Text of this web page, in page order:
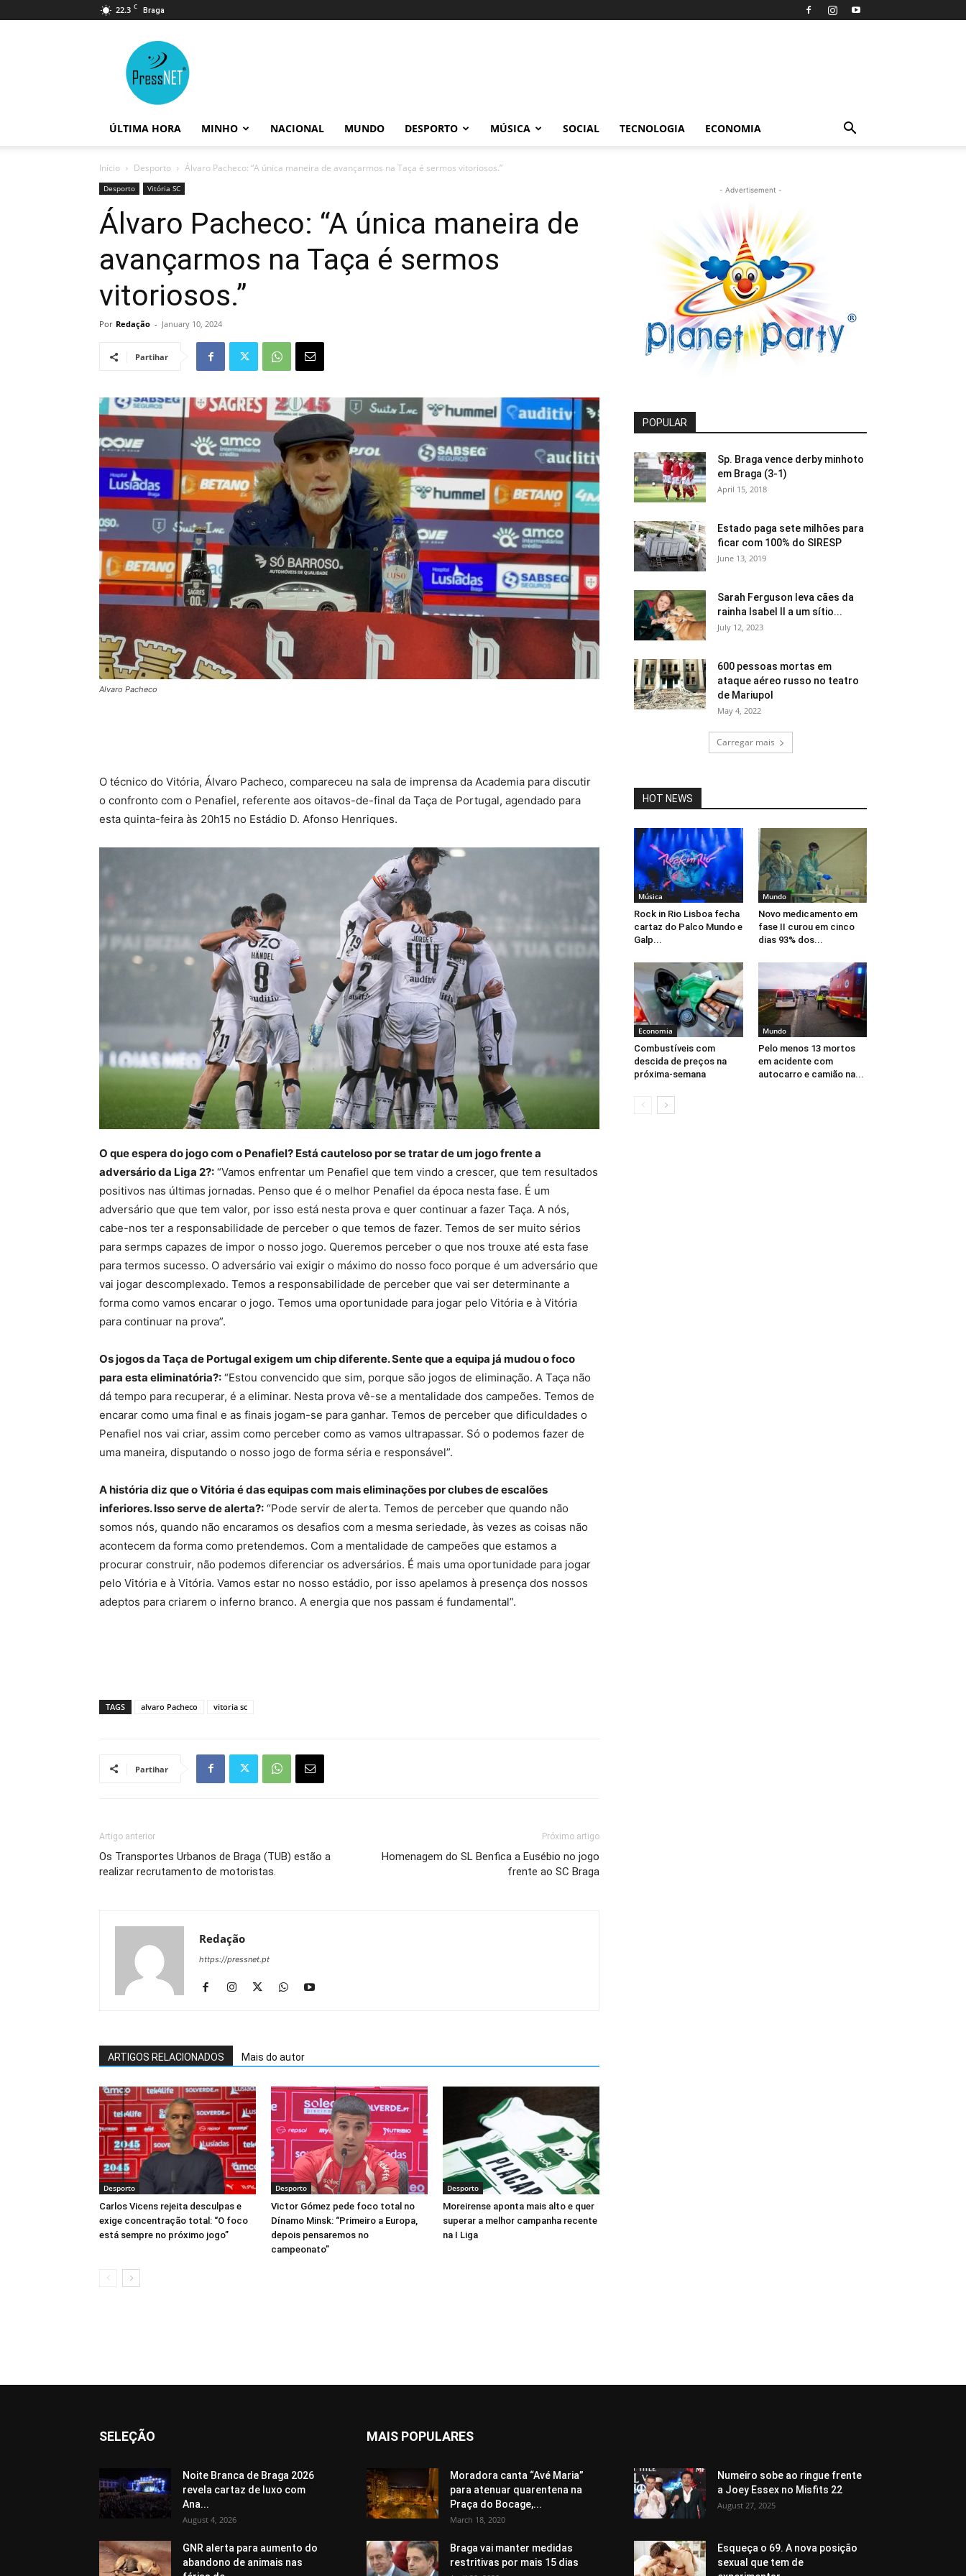
22.3 C Braga
ÚLTIMA HORA MINHO NACIONAL MUNDO DESPORTO MÚSICA SOCIAL TECNOLOGIA ECONOMIA
Início Desporto Álvaro Pacheco: “A única maneira de avançarmos na Taça é sermos vitoriosos.”
Desporto Vitória SC
Álvaro Pacheco: “A única maneira de
avançarmos na Taça é sermos
vitoriosos.”
Por Redação - January 10, 2024
Partihar
Alvaro Pacheco
O técnico do Vitória, Álvaro Pacheco, compareceu na sala de imprensa da Academia para discutir
o confronto com o Penafiel, referente aos oitavos-de-final da Taça de Portugal, agendado para
esta quinta-feira às 20h15 no Estádio D. Afonso Henriques.
O que espera do jogo com o Penafiel? Está cauteloso por se tratar de um jogo frente a
adversário da Liga 2?: “Vamos enfrentar um Penafiel que tem vindo a crescer, que tem resultados
positivos nas últimas jornadas. Penso que é o melhor Penafiel da época nesta fase. É um
adversário que que tem valor, por isso está nesta prova e quer continuar a fazer Taça. A nós,
cabe-nos ter a responsabilidade de perceber o que temos de fazer. Temos de ser muito sérios
para sermps capazes de impor o nosso jogo. Queremos perceber o que nos trouxe até esta fase
para termos sucesso. O adversário vai exigir o máximo do nosso foco porque é um adversário que
vai jogar descomplexado. Temos a responsabilidade de perceber que vai ser determinante a
forma como vamos encarar o jogo. Temos uma oportunidade para jogar pelo Vitória e à Vitória
para continuar na prova”.
Os jogos da Taça de Portugal exigem um chip diferente. Sente que a equipa já mudou o foco
para esta eliminatória?: “Estou convencido que sim, porque são jogos de eliminação. A Taça não
dá tempo para recuperar, é a eliminar. Nesta prova vê-se a mentalidade dos campeões. Temos de
encarar como uma final e as finais jogam-se para ganhar. Temos de perceber que dificuldades o
Penafiel nos vai criar, assim como perceber como as vamos ultrapassar. Só o podemos fazer de
uma maneira, disputando o nosso jogo de forma séria e responsável”.
A história diz que o Vitória é das equipas com mais eliminações por clubes de escalões
inferiores. Isso serve de alerta?: “Pode servir de alerta. Temos de perceber que quando não
somos nós, quando não encaramos os desafios com a mesma seriedade, às vezes as coisas não
acontecem da forma como pretendemos. Com a mentalidade de campeões que estamos a
procurar construir, não podemos diferenciar os adversários. É mais uma oportunidade para jogar
pelo Vitória e à Vitória. Vamos estar no nosso estádio, por isso apelamos à presença dos nossos
adeptos para criarem o inferno branco. A energia que nos passam é fundamental”.
TAGS alvaro Pacheco vitoria sc
Partihar
Artigo anterior
Os Transportes Urbanos de Braga (TUB) estão a
realizar recrutamento de motoristas.
Próximo artigo
Homenagem do SL Benfica a Eusébio no jogo
frente ao SC Braga
Redação
https://pressnet.pt
ARTIGOS RELACIONADOS Mais do autor
Desporto
Carlos Vicens rejeita desculpas e
exige concentração total: “O foco
está sempre no próximo jogo”
Desporto
Victor Gómez pede foco total no
Dínamo Minsk: “Primeiro a Europa,
depois pensaremos no
campeonato”
Desporto
Moreirense aponta mais alto e quer
superar a melhor campanha recente
na I Liga
- Advertisement -
POPULAR
Sp. Braga vence derby minhoto
em Braga (3-1)
April 15, 2018
Estado paga sete milhões para
ficar com 100% do SIRESP
June 13, 2019
Sarah Ferguson leva cães da
rainha Isabel II a um sítio...
July 12, 2023
600 pessoas mortas em
ataque aéreo russo no teatro
de Mariupol
May 4, 2022
Carregar mais
HOT NEWS
Música
Rock in Rio Lisboa fecha
cartaz do Palco Mundo e
Galp...
Mundo
Novo medicamento em
fase II curou em cinco
dias 93% dos...
Economia
Combustíveis com
descida de preços na
próxima-semana
Mundo
Pelo menos 13 mortos
em acidente com
autocarro e camião na...
SELEÇÃO
Noite Branca de Braga 2026
revela cartaz de luxo com
Ana...
August 4, 2026
GNR alerta para aumento do
abandono de animais nas
MAIS POPULARES
Moradora canta “Avé Maria”
para atenuar quarentena na
Praça do Bocage,...
March 18, 2020
Numeiro sobe ao ringue frente
a Joey Essex no Misfits 22
August 27, 2025
Braga vai manter medidas
restritivas por mais 15 dias
Esqueça o 69. A nova posição
sexual que tem de